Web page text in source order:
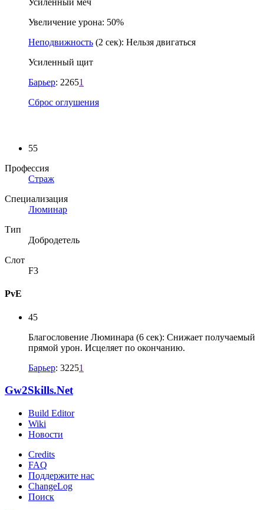
Увеличение урона: 50%
Неподвижность (2 сек): Нельзя двигаться
Усиленный щит
Барьер: 22651
Сброс оглушения
55
Профессия
Страж
Специализация
Люминар
Тип
Добродетель
Слот
F3
PvE
45
Благословение Люминара (6 сек): Снижает получаемый
прямой урон. Исцеляет по окончанию.
Барьер: 32251
Gw2Skills.Net
Build Editor
Wiki
Новости
Credits
FAQ
Поддержите нас
ChangeLog
Поиск